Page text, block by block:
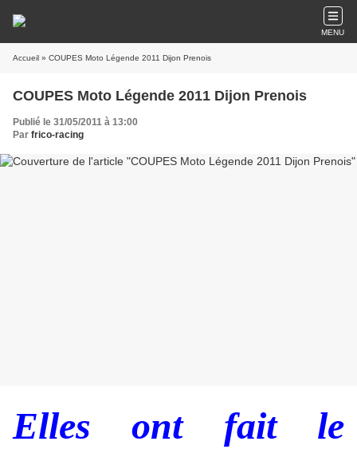
MENU
Accueil » COUPES Moto Légende 2011 Dijon Prenois
COUPES Moto Légende 2011 Dijon Prenois
Publié le 31/05/2011 à 13:00
Par frico-racing
Elles ont fait le